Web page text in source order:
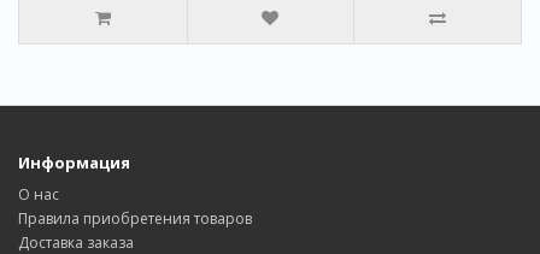
Информация
О нас
Правила приобретения товаров
Доставка заказa